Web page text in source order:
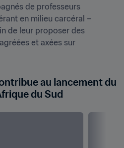
de professeurs
en milieu carcéral –
de leur proposer des
et axées sur
au lancement du
du Sud